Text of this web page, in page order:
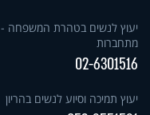
יעוץ לנשים בטהרת המשפחה -
מתחברות
02-6301516
יעוץ תמיכה וסיוע לנשים בהריון